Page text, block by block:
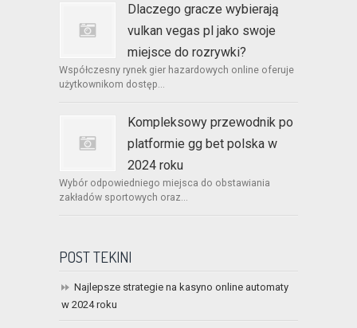
Dlaczego gracze wybierają
vulkan vegas pl jako swoje
miejsce do rozrywki?
Współczesny rynek gier hazardowych online oferuje
użytkownikom dostęp...
Kompleksowy przewodnik po
platformie gg bet polska w
2024 roku
Wybór odpowiedniego miejsca do obstawiania
zakładów sportowych oraz...
POST TEKINI
Najlepsze strategie na kasyno online automaty
w 2024 roku